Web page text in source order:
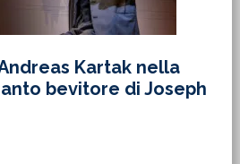
Kartak nella
bevitore di Joseph